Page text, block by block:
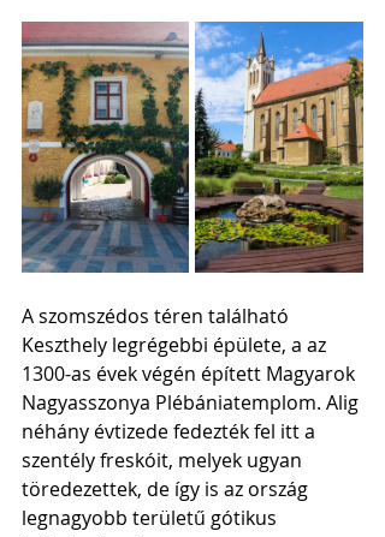
A szomszédos téren található
Keszthely legrégebbi épülete, a az
1300-as évek végén épített Magyarok
Nagyasszonya Plébániatemplom. Alig
néhány évtizede fedezték fel itt a
szentély freskóit, melyek ugyan
töredezettek, de így is az ország
legnagyobb területű gótikus